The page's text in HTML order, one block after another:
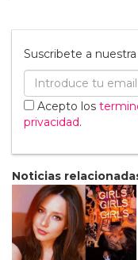
Suscribete a
Acepto los
privacidad.
Noticias